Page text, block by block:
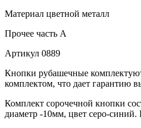
Материал цветной металл
Прочее часть A
Артикул 0889
Кнопки рубашечные
комплектом, что дает гарантию
Комплект сорочечной кнопки
диаметр -10мм, цвет серо-синий.